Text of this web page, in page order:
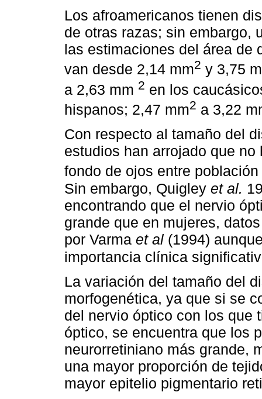
Los afroamericanos tienen
de otras razas; sin embargo,
las estimaciones del área de
van desde 2,14 mm2 y 3,75
a 2,63 mm 2 en los
hispanos; 2,47 mm2 a 3,22
Con respecto al tamaño del
estudios han arrojado que
fondo de ojos entre
Sin embargo, Quigley et al.
encontrando que el nervio
grande que en mujeres,
por Varma et al (1994)
importancia clínica
La variación del tamaño del
morfogenética, ya que si se
del nervio óptico con los que
óptico, se encuentra que los
neurorretiniano más grande,
una mayor proporción de
mayor epitelio pigmentario